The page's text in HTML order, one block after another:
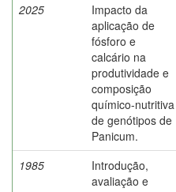
2025
Impacto da
aplicação de
fósforo e
calcário na
produtividade e
composição
químico-nutritiva
de genótipos de
Panicum.
1985
Introdução,
avaliação e